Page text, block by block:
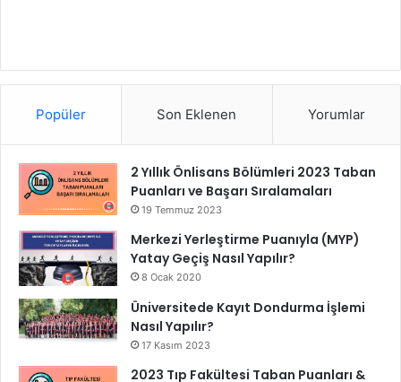
Popüler Son Eklenen Yorumlar
2 Yıllık Önlisans Bölümleri 2023 Taban
Puanları ve Başarı Sıralamaları
19 Temmuz 2023
Merkezi Yerleştirme Puanıyla (MYP)
Yatay Geçiş Nasıl Yapılır?
8 Ocak 2020
Üniversitede Kayıt Dondurma İşlemi
Nasıl Yapılır?
17 Kasım 2023
2023 Tıp Fakültesi Taban Puanları &